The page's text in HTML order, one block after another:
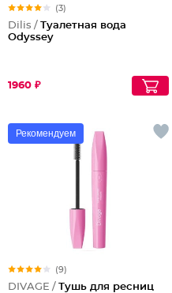
(3)
Dilis / Туалетная вода
Odyssey
1960 ₽
Рекомендуем
(9)
DIVAGE / Тушь для ресниц